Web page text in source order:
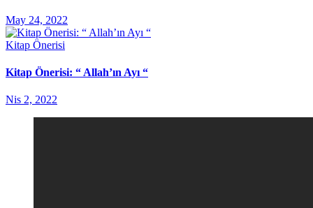
May 24, 2022
Kitap Önerisi
Kitap Önerisi: “ Allah’ın Ayı “
Nis 2, 2022